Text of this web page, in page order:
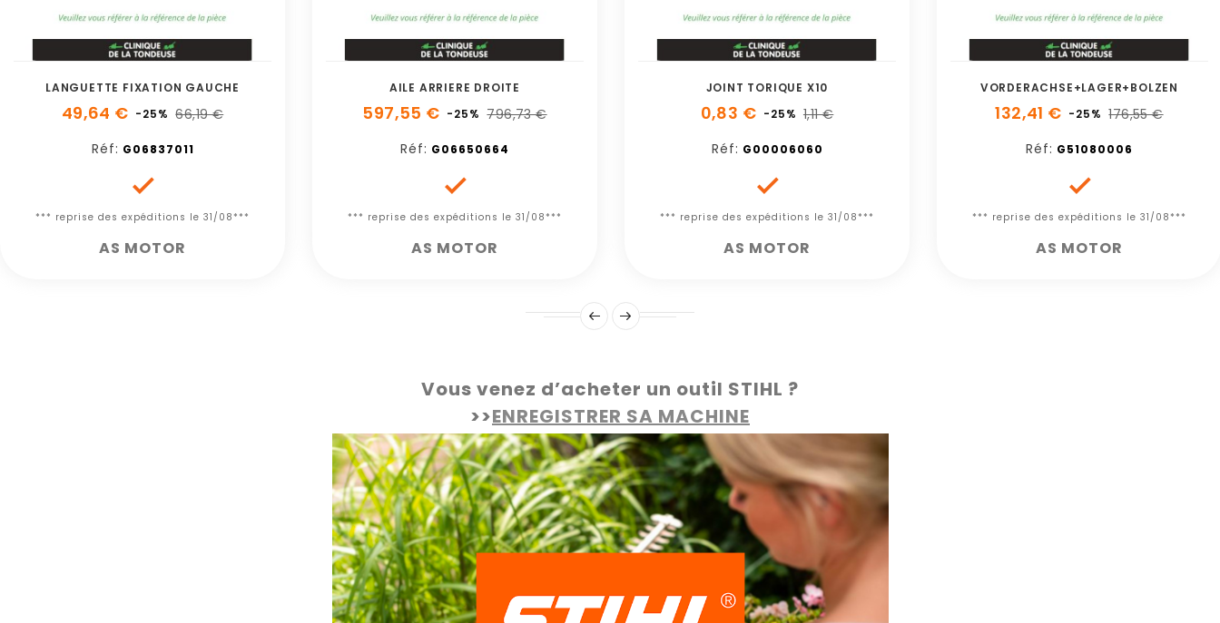
LANGUETTE FIXATION GAUCHE
49,64 € -25% 66,19 €
Réf: G06837011

*** reprise des expéditions le 31/08***
AS MOTOR
AILE ARRIERE DROITE
597,55 € -25% 796,73 €
Réf: G06650664

*** reprise des expéditions le 31/08***
AS MOTOR
JOINT TORIQUE X10
0,83 € -25% 1,11 €
Réf: G00006060

*** reprise des expéditions le 31/08***
AS MOTOR
VORDERACHSE+LAGER+BOLZEN
132,41 € -25% 176,55 €
Réf: G51080006

*** reprise des expéditions le 31/08***
AS MOTOR
Vous venez d’acheter un outil STIHL ?
>>ENREGISTRER SA MACHINE